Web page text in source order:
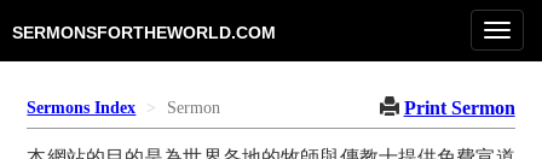
SERMONSFORTHEWORLD.COM
Sermons Index Sermon Print Sermon